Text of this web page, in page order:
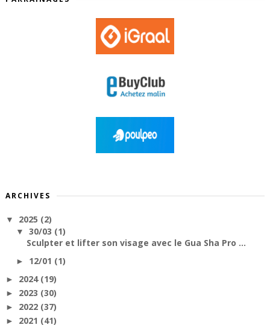
ARCHIVES
▼ 2025 (2)
▼ 30/03 (1)
Sculpter et lifter son visage avec le Gua Sha Pro ...
► 12/01 (1)
► 2024 (19)
► 2023 (30)
► 2022 (37)
► 2021 (41)